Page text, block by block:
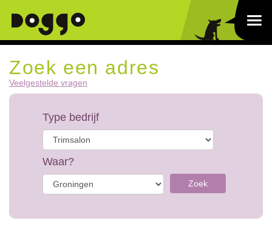
Zoek een adres
Veelgestelde vragen
Type bedrijf
Waar?
Zoek